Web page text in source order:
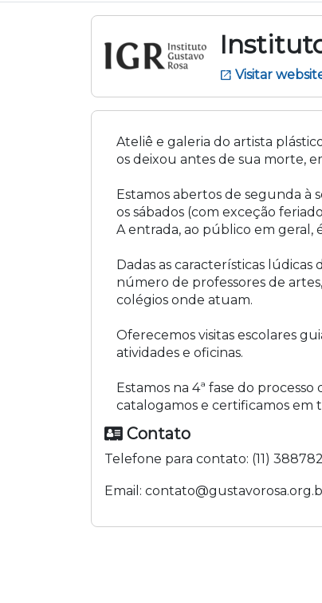
open_in_new Visitar
Ateliê e galeria do artista
os deixou antes de sua morte,
Estamos abertos de segunda à
os sábados (com exceção
A entrada, ao público em geral,
Dadas as características
número de professores de
colégios onde atuam.
Oferecemos visitas escolares
atividades e oficinas.
Estamos na 4ª fase do
catalogamos e certificamos em
Contato
Telefone para contato: (11)
Email: